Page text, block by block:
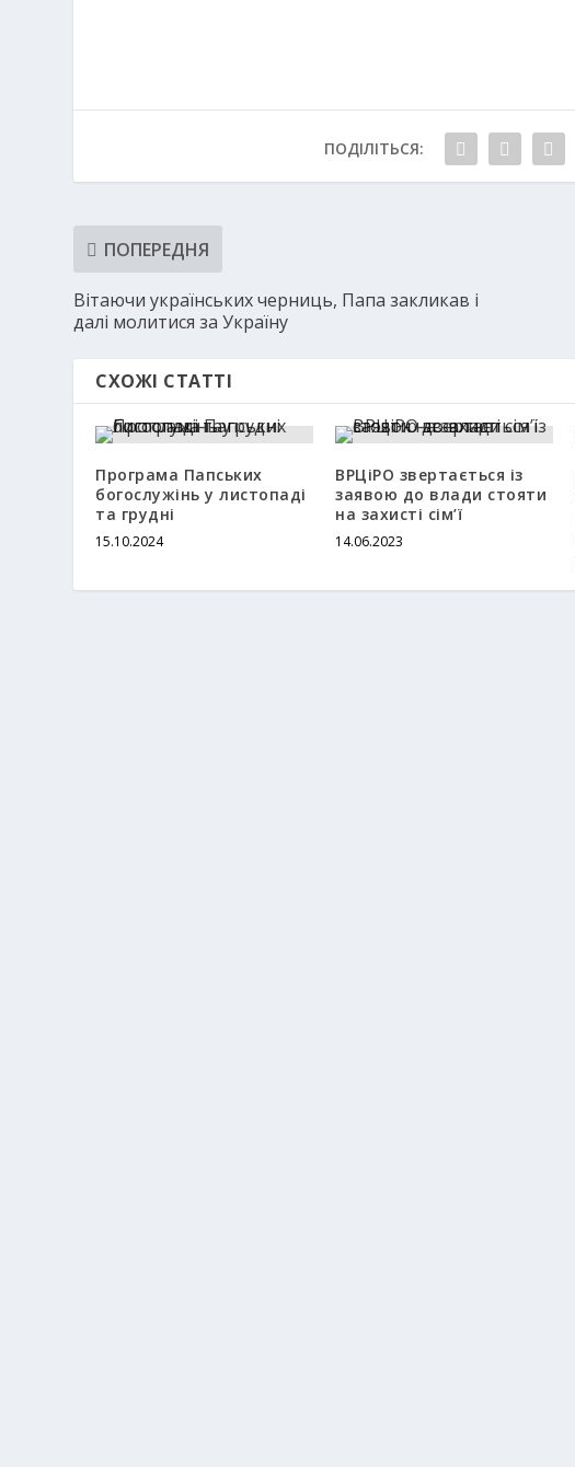
ПОДІЛІТЬСЯ:
ПОПЕРЕДНЯ
Вітаючи українських черниць, Папа закликав і
далі молитися за Україну
СХОЖІ СТАТТІ
Програма Папських
богослужінь у листопаді
та грудні
15.10.2024
ВРЦіРО звертається із
заявою до влади стояти
на захисті сім’ї
14.06.2023